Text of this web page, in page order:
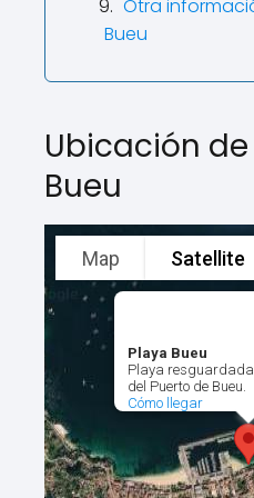
Otra
Bueu
Ubicación
Bueu
Playa Bueu
Playa
del Puerto de Bueu.
Cómo llegar
Map Satellite